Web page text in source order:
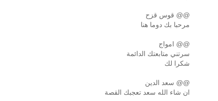
@@ قوس قزح
مرحبا بك دوما هنا
@@ امواج
سرتني متابعتك الدائمة
شكرا لك
@@ سعد الدين
ان شاء الله سعد تعجبك القصة